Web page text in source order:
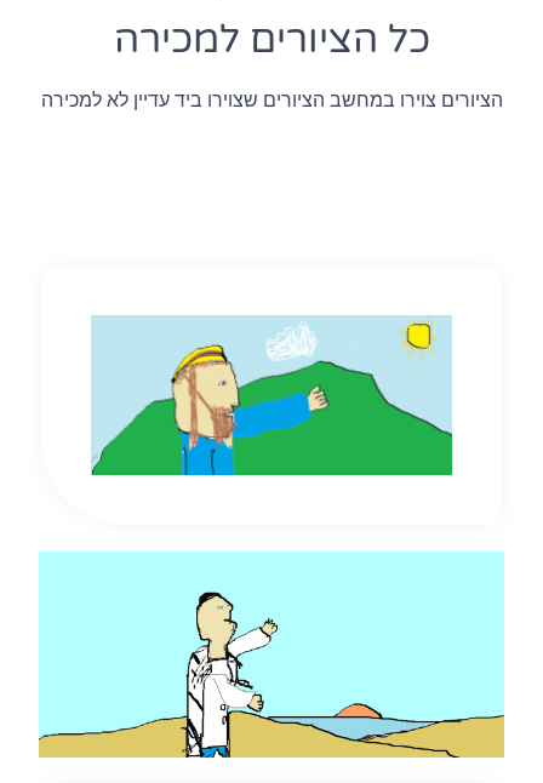
כל הציורים למכירה
הציורים צוירו במחשב הציורים שצוירו ביד עדיין לא למכירה